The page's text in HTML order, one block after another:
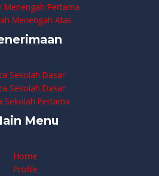
Menengah Pertama
Menengah Atas
Sekolah Dasar
Sekolah Dasar
Sekolah Pertama
Menu
Home
Profile